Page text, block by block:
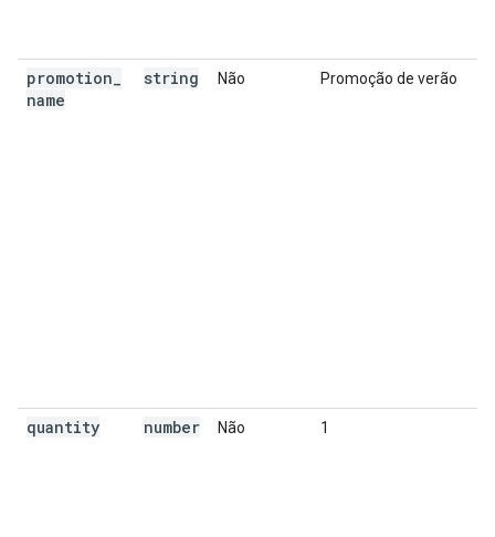
promotion
name
string Não Promoção de verão
quantity number Não 1